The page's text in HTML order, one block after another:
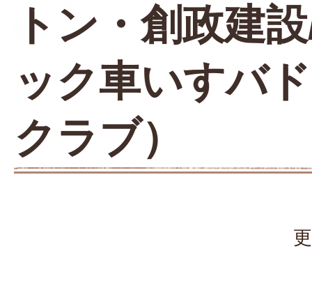
トン・創政建
ック車いすバ
クラブ）